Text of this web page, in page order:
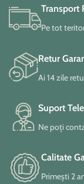
Transport
Pe tot
Retur
Ai 14 zile
Suport
Ne poți
Calitate
Primești 2